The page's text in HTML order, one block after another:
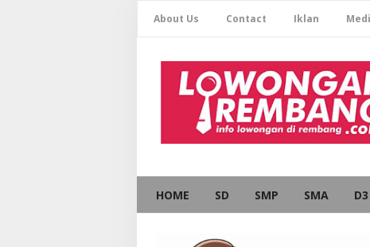
About Us Contact Iklan
HOME SD SMP SMA D3